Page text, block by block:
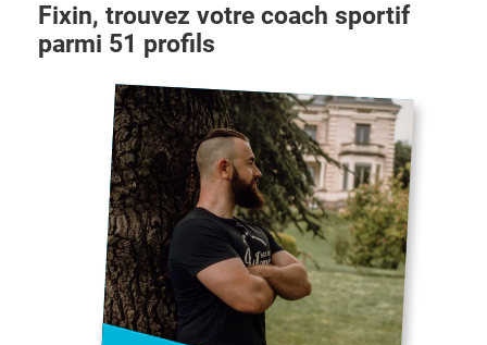
Fixin, trouvez votre coach sportif
parmi 51 profils